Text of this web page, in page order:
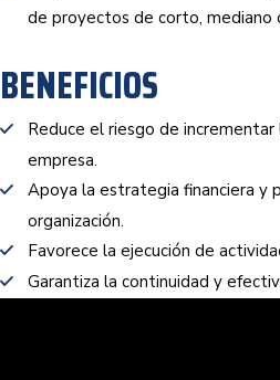
de proyectos de corto, mediano
BENEFICIOS
Reduce el riesgo de
empresa.
Apoya la estrategia financiera y
organización.
Favorece la ejecución de
Garantiza la continuidad y